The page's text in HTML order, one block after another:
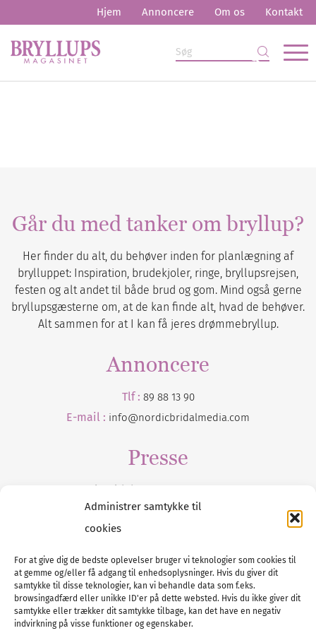
Administrer samtykke til
cookies
For at give dig de bedste oplevelser bruger vi teknologier som cookies til
at gemme og/eller få adgang til enhedsoplysninger. Hvis du giver dit
samtykke til disse teknologier, kan vi behandle data som f.eks.
browsingadfærd eller unikke ID'er på dette websted. Hvis du ikke giver dit
samtykke eller trækker dit samtykke tilbage, kan det have en negativ
indvirkning på visse funktioner og egenskaber.
Hjem Annoncere Om os Kontakt
Går du med tanker om bryllup?
Her finder du alt, du behøver inden for planlægning af
brylluppet: Inspiration, brudekjoler, ringe, bryllupsrejsen,
festen og alt andet til både brud og gom. Mind også gerne
bryllupsgæsterne om, at de kan finde alt, hvad de behøver.
Alt sammen for at I kan få jeres drømmebryllup.
Annoncere
Tlf : 89 88 13 90
E-mail : info@nordicbridalmedia.com
Presse
Tilmeld dig vores
Tel :89 88 13 90
E-post:info@nordicbridalmedia.com
Nordic Bridal Media